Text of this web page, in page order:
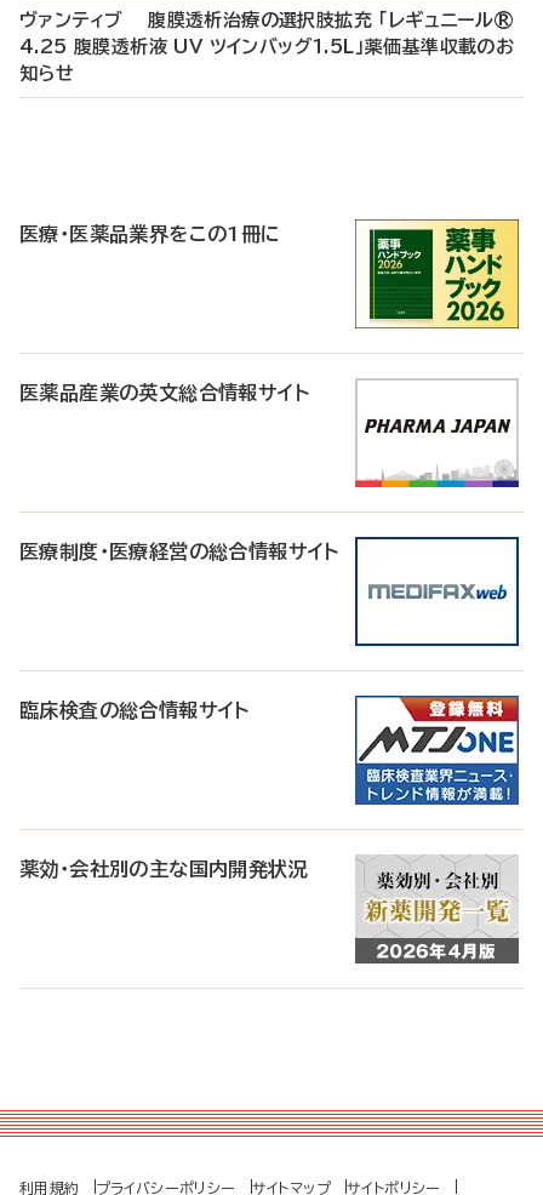
ヴァンティブ 腹膜透析治療の選択肢拡充 「レギュニール®
4.25 腹膜透析液 UV ツインバッグ1.5L」薬価基準収載のお
知らせ
医療・医薬品業界をこの1冊に
医薬品産業の英文総合情報サイト
医療制度・医療経営の総合情報サイト
臨床検査の総合情報サイト
薬効・会社別の主な国内開発状況
利用規約 プライバシーポリシー サイトマップ サイトポリシー